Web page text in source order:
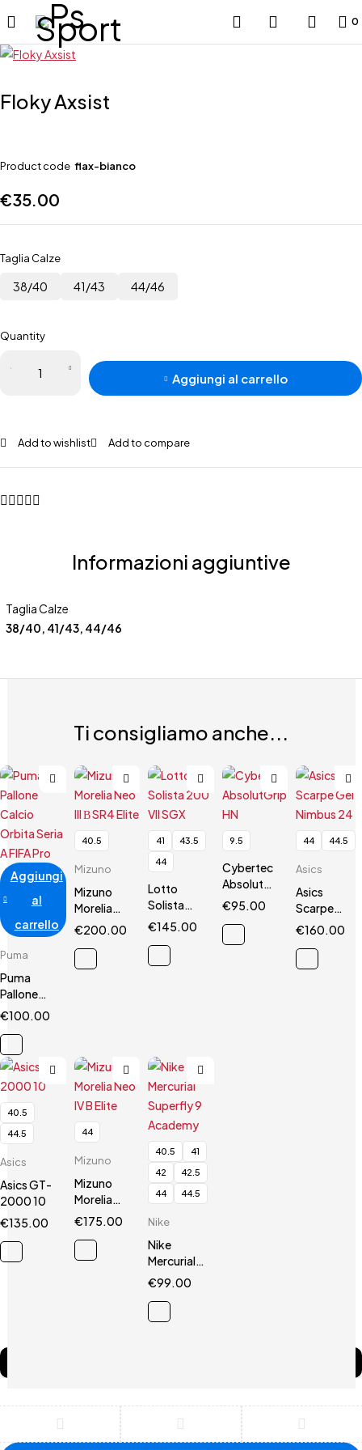
0
Floky Axsist
Product code flax-bianco
€35.00
Taglia Calze
38/40 41/43 44/46
Quantity
Aggiungi al carrello
Add to wishlist Add to compare
Informazioni aggiuntive
Taglia Calze
38/40, 41/43, 44/46
Ti consigliamo anche...
Aggiungi
al
carrello
Puma
Puma
Pallone
Calcio
Seria A
FIFA Pro
€100.00
40.5
Mizuno
Mizuno
Morelia
Neo III Β
€200.00
41
43.5
44
Lotto
Solista
200 VII
€145.00
9.5
Cybertec
AbsolutGrip
HN
€95.00
44 44.5
Asics
Asics
Scarpe
Gel
€160.00
40.5
44.5
Asics
Asics GT-
2000 10
€135.00
44
Mizuno
Mizuno
Morelia
Neo IV B
€175.00
40.5
41
42
42.5
44
44.5
Nike
Nike
Mercurial
Superfly 9
€99.00